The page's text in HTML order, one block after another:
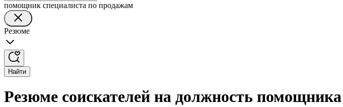
помощник специалиста по продажам
Резюме
Найти
Резюме соискателей на должность